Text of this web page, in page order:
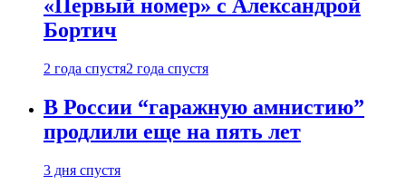
«Первый номер» с Александрой
Бортич
2 года спустя2 года спустя
В России “гаражную амнистию”
продлили еще на пять лет
3 дня спустя